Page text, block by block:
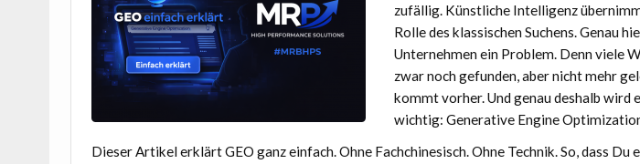
zufällig. Künstliche Intelligenz
Rolle des klassischen Suchens. Genau
Unternehmen ein Problem. Denn viele
zwar noch gefunden, aber nicht mehr
kommt vorher. Und genau deshalb wird
wichtig: Generative Engine
Dieser Artikel erklärt GEO ganz einfach. Ohne Fachchinesisch. Ohne Technik. So, dass Du